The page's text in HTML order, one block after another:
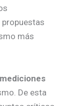
más
De esta